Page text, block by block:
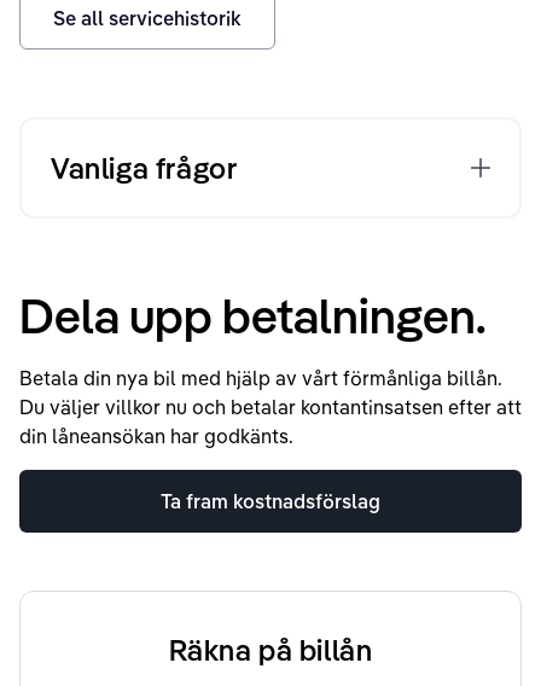
Se all servicehistorik
Vanliga frågor
Dela upp betalningen.
Betala din nya bil med hjälp av vårt förmånliga billån.
Du väljer villkor nu och betalar kontantinsatsen efter att
din låneansökan har godkänts.
Ta fram kostnadsförslag
Räkna på billån